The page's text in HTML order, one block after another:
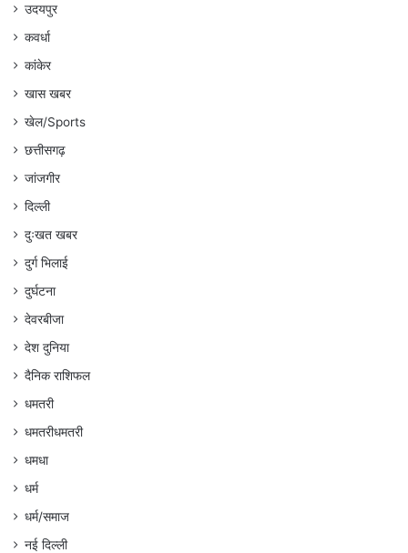
उदयपुर
कवर्धा
कांकेर
खास खबर
खेल/Sports
छत्तीसगढ़
जांजगीर
दिल्ली
दुःखत खबर
दुर्ग भिलाई
दुर्घटना
देवरबीजा
देश दुनिया
दैनिक राशिफल
धमतरी
धमतरीधमतरी
धमधा
धर्म
धर्म/समाज
नई दिल्ली